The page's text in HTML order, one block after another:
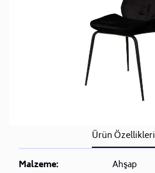
Ürün Özellikleri
Malzeme:
Ahşap